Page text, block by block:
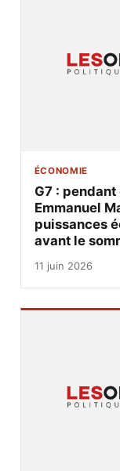
ÉCONOMIE
G7 :
Emmanuel
puissances
avant le
11 juin 2026